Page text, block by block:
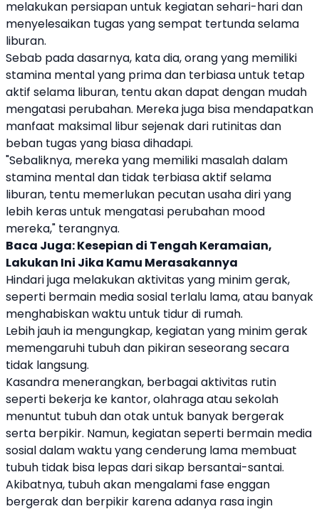
melakukan persiapan untuk kegiatan sehari-hari dan
menyelesaikan tugas yang sempat tertunda selama
liburan.
Sebab pada dasarnya, kata dia, orang yang memiliki
stamina mental yang prima dan terbiasa untuk tetap
aktif selama liburan, tentu akan dapat dengan mudah
mengatasi perubahan. Mereka juga bisa mendapatkan
manfaat maksimal libur sejenak dari rutinitas dan
beban tugas yang biasa dihadapi.
"Sebaliknya, mereka yang memiliki masalah dalam
stamina mental dan tidak terbiasa aktif selama
liburan, tentu memerlukan pecutan usaha diri yang
lebih keras untuk mengatasi perubahan mood
mereka," terangnya.
Baca Juga:Kesepian di Tengah Keramaian,
Lakukan Ini Jika Kamu Merasakannya
Hindari juga melakukan aktivitas yang minim gerak,
seperti bermain media sosial terlalu lama, atau banyak
menghabiskan waktu untuk tidur di rumah.
Lebih jauh ia mengungkap, kegiatan yang minim gerak
memengaruhi tubuh dan pikiran seseorang secara
tidak langsung.
Kasandra menerangkan, berbagai aktivitas rutin
seperti bekerja ke kantor, olahraga atau sekolah
menuntut tubuh dan otak untuk banyak bergerak
serta berpikir. Namun, kegiatan seperti bermain media
sosial dalam waktu yang cenderung lama membuat
tubuh tidak bisa lepas dari sikap bersantai-santai.
Akibatnya, tubuh akan mengalami fase enggan
bergerak dan berpikir karena adanya rasa ingin